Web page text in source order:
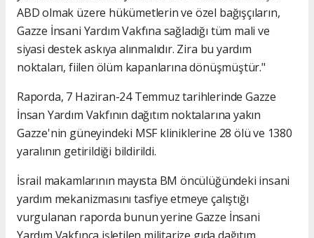
ABD olmak üzere hükümetlerin ve özel bağışçıların,
Gazze İnsani Yardım Vakfına sağladığı tüm mali ve
siyasi destek askıya alınmalıdır. Zira bu yardım
noktaları, fiilen ölüm kapanlarına dönüşmüştür."
Raporda, 7 Haziran-24 Temmuz tarihlerinde Gazze
İnsan Yardım Vakfının dağıtım noktalarına yakın
Gazze'nin güneyindeki MSF kliniklerine 28 ölü ve 1380
yaralının getirildiği bildirildi.
İsrail makamlarının mayısta BM öncülüğündeki insani
yardım mekanizmasını tasfiye etmeye çalıştığı
vurgulanan raporda bunun yerine Gazze İnsani